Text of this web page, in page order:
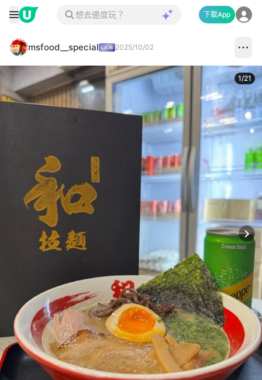
下載App
msfood__special 2025/10/02
1/21